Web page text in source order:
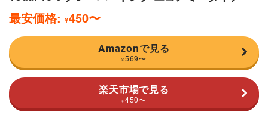
最安価格: ¥450〜
Amazonで見る
¥ 569〜
楽天市場で見る
¥ 450〜